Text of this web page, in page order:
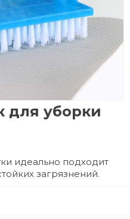
уборки
идеально подходит
загрязнений.